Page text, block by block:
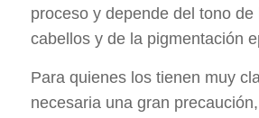
proceso y depende del tono
cabellos y de la pigmentación
Para quienes los tienen muy
necesaria una gran